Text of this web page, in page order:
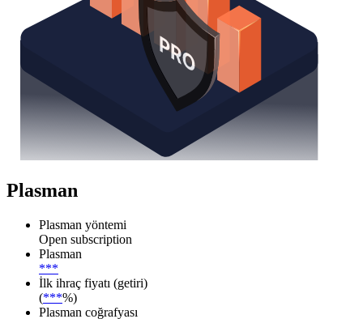
Plasman
Plasman yöntemi
Open subscription
Plasman
***
İlk ihraç fiyatı (getiri)
(***%)
Plasman coğrafyası